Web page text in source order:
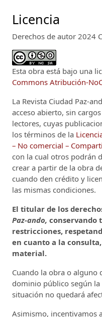
Licencia
Derechos de autor 2024
Esta obra está bajo una
Commons Atribución-
La Revista Ciudad Paz-
acceso abierto, sin
lectores, cuyas
los términos de la
– No comercial –
con la cual otros podrán
crear a partir de la obra
cuando den crédito y
las mismas condiciones.
El titular de los
Paz-ando, conservando
restricciones,
en cuanto a la
material.
Cuando la obra o alguno
dominio público según
situación no quedará
Asimismo, incentivamos